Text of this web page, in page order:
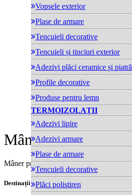
Vopsele exterior
Plase de armare
Tencuieli decorative
Tencuieli și tinciuri exterior
Adezivi plăci ceramice și piatră
Profile decorative
Produse pentru lemn
TERMOIZOLAȚII
Adezivi lipire
Adezivi armare
Plase de armare
Tencuieli decorative
Plăci polistiren
Mâner Profesional
Mâner profesional pentru trafalet 10-11
Destinații: